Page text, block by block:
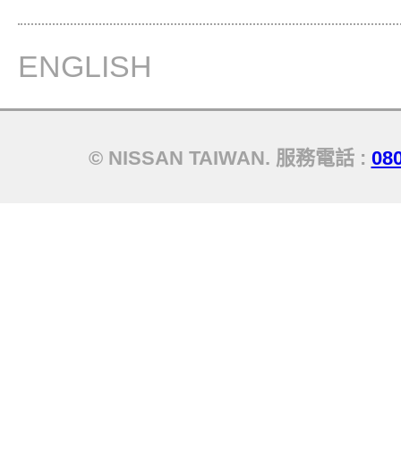
ENGLISH
© NISSAN TAIWAN. 服務電話 :